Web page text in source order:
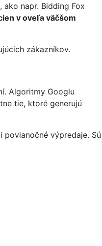
napr. Bidding Fox
v oveľa väčšom
zákazníkov.
Algoritmy Googlu
tie, ktoré generujú
výpredaje. Sú